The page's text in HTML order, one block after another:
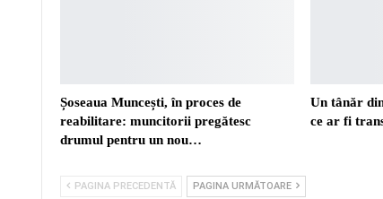
Șoseaua Muncești, în proces de
reabilitare: muncitorii pregătesc
drumul pentru un nou…
Un tânăr
ce ar fi
PAGINA PRECEDENTĂ PAGINA URMĂTOARE